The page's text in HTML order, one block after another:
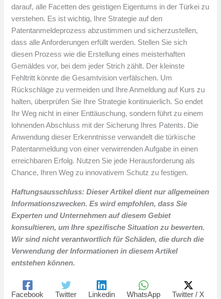
darauf, alle Facetten des geistigen Eigentums in der Türkei zu
verstehen. Es ist wichtig, Ihre Strategie auf den
Patentanmeldeprozess abzustimmen und sicherzustellen,
dass alle Anforderungen erfüllt werden. Stellen Sie sich
diesen Prozess wie die Erstellung eines meisterhaften
Gemäldes vor, bei dem jeder Strich zählt. Der kleinste
Fehltritt könnte die Gesamtvision verfälschen. Um
Rückschläge zu vermeiden und Ihre Anmeldung auf Kurs zu
halten, überprüfen Sie Ihre Strategie kontinuierlich. So endet
Ihr Weg nicht in einer Enttäuschung, sondern führt zu einem
lohnenden Abschluss mit der Sicherung Ihres Patents. Die
Anwendung dieser Erkenntnisse verwandelt die türkische
Patentanmeldung von einer verwirrenden Aufgabe in einen
erreichbaren Erfolg. Nutzen Sie jede Herausforderung als
Chance, Ihren Weg zu innovativem Schutz zu festigen.
Haftungsausschluss: Dieser Artikel dient nur allgemeinen
Informationszwecken. Es wird empfohlen, dass Sie
Experten und Unternehmen auf diesem Gebiet
konsultieren, um Ihre spezifische Situation zu bewerten.
Wir sind nicht verantwortlich für Schäden, die durch die
Verwendung der Informationen in diesem Artikel
entstehen können.
Facebook Twitter Linkedin WhatsApp Twitter / X